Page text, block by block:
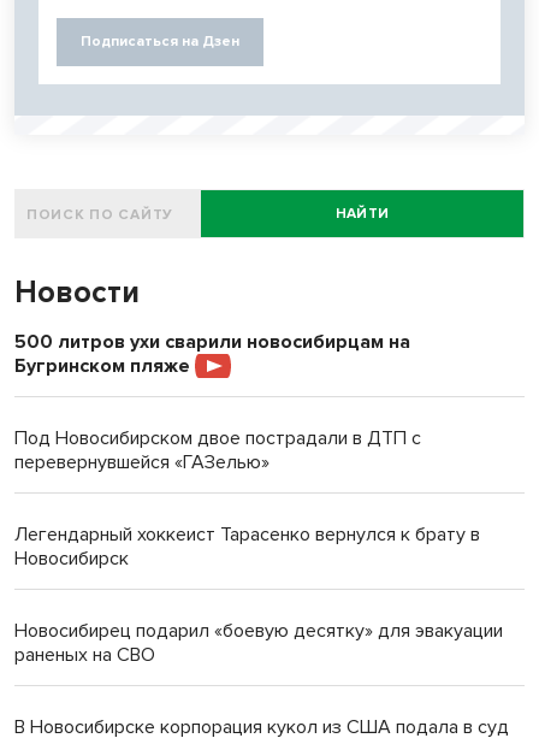
Подписаться на Дзен
НАЙТИ
Новости
500 литров ухи сварили новосибирцам на
Бугринском пляже
Под Новосибирском двое пострадали в ДТП с
перевернувшейся «ГАЗелью»
Легендарный хоккеист Тарасенко вернулся к брату в
Новосибирск
Новосибирец подарил «боевую десятку» для эвакуации
раненых на СВО
В Новосибирске корпорация кукол из США подала в суд